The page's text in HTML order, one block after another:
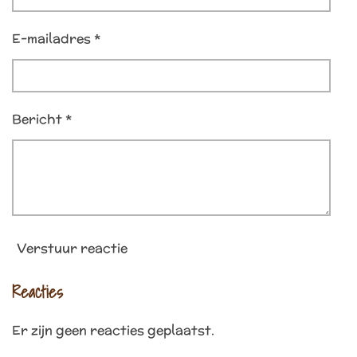
E-mailadres *
Bericht *
Verstuur reactie
Reacties
Er zijn geen reacties geplaatst.